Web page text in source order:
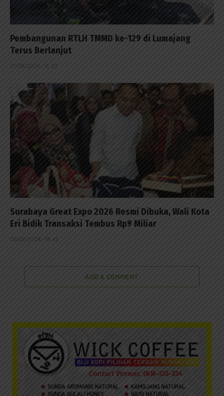
Pembangunan RTLH TMMD ke-129 di Lumajang
Terus Berlanjut
07/08/2026 - 13:23
Surabaya Great Expo 2026 Resmi Dibuka, Wali Kota
Eri Bidik Transaksi Tembus Rp9 Miliar
06/08/2026 - 18:45
ADD A COMMENT